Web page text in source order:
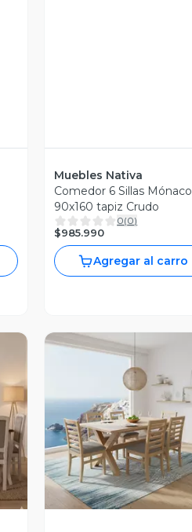
Muebles Nativa
Comedor 6 Sillas Mónaco
90x160 tapiz Crudo
0(0)
$985.990
Agregar al carro
Vista Previa